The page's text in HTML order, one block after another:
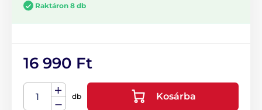
Raktáron 8 db
16 990 Ft
db Kosárba